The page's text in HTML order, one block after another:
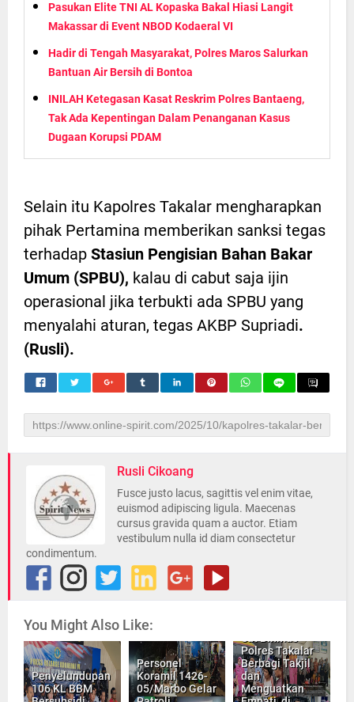
Pasukan Elite TNI AL Kopaska Bakal Hiasi Langit
Makassar di Event NBOD Kodaeral VI
Hadir di Tengah Masyarakat, Polres Maros Salurkan
Bantuan Air Bersih di Bontoa
INILAH Ketegasan Kasat Reskrim Polres Bantaeng,
Tak Ada Kepentingan Dalam Penanganan Kasus
Dugaan Korupsi PDAM
Selain itu Kapolres Takalar mengharapkan
pihak Pertamina memberikan sanksi tegas
terhadap Stasiun Pengisian Bahan Bakar
Umum (SPBU), kalau di cabut saja ijin
operasional jika terbukti ada SPBU yang
menyalahi aturan, tegas AKBP Supriadi.
(Rusli).
Rusli Cikoang
Fusce justo lacus, sagittis vel enim vitae,
euismod adipiscing ligula. Maecenas
cursus gravida quam a auctor. Etiam
vestibulum nulla id diam consectetur
condimentum.
You Might Also Like:
Penyelundupan
106 KL BBM
Personel
Koramil 1426-
05/Marbo Gelar
Polres Takalar
Berbagi Takjil
dan
Menguatkan